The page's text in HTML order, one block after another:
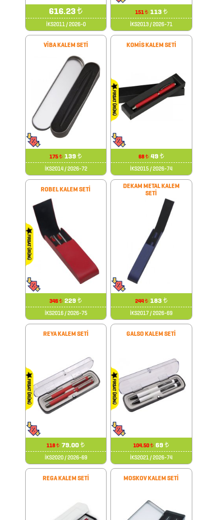
MATARA
TARİHSİZ
AJANDA
DİĞER
TEKNOLOJİK
ÜRÜNLER
ÜRÜNLER
FENER
MAKAS
FRENCH
PRESS
DÖNÜŞÜMLÜ
ÜRÜNLER
KABLOSUZ
KULAKLIK
616.23₺
İKS2011 / 2026-0
151₺ 113 ₺
İKS2013 / 2026-71
VİBA KALEM SETİ
175₺ 139₺
İKS2014 / 2026-72
KOMİS KALEM SETİ
68₺ 49 ₺
İKS2015 / 2026-74
ROBEL KALEM SETİ
346₺ 229₺
İKS2016 / 2026-75
DEKAM METAL KALEM
SETİ
244₺ 183 ₺
İKS2017 / 2026-69
REYA KALEM SETİ
118₺ 79.00₺
İKS2020 / 2026-69
GALSO KALEM SETİ
104.50₺ 69₺
İKS2021 / 2026-74
REGA KALEM SETİ MOSKOV KALEM SETİ